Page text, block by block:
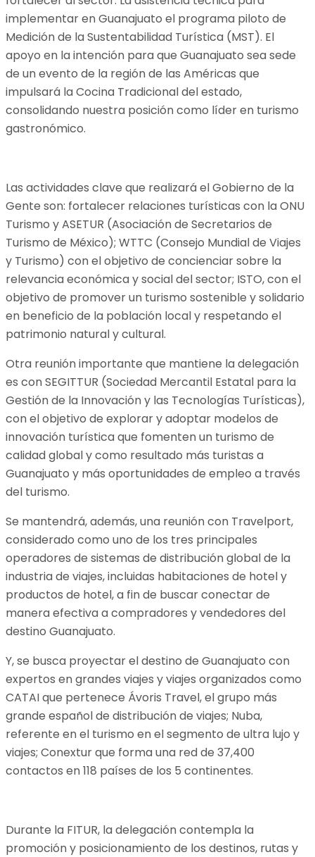
implementar en Guanajuato el programa piloto de
Medición de la Sustentabilidad Turística (MST). El
apoyo en la intención para que Guanajuato sea sede
de un evento de la región de las Américas que
impulsará la Cocina Tradicional del estado,
consolidando nuestra posición como líder en turismo
gastronómico.
Las actividades clave que realizará el Gobierno de la
Gente son: fortalecer relaciones turísticas con la ONU
Turismo y ASETUR (Asociación de Secretarios de
Turismo de México); WTTC (Consejo Mundial de Viajes
y Turismo) con el objetivo de concienciar sobre la
relevancia económica y social del sector; ISTO, con el
objetivo de promover un turismo sostenible y solidario
en beneficio de la población local y respetando el
patrimonio natural y cultural.
Otra reunión importante que mantiene la delegación
es con SEGITTUR (Sociedad Mercantil Estatal para la
Gestión de la Innovación y las Tecnologías Turísticas),
con el objetivo de explorar y adoptar modelos de
innovación turística que fomenten un turismo de
calidad global y como resultado más turistas a
Guanajuato y más oportunidades de empleo a través
del turismo.
Se mantendrá, además, una reunión con Travelport,
considerado como uno de los tres principales
operadores de sistemas de distribución global de la
industria de viajes, incluidas habitaciones de hotel y
productos de hotel, a fin de buscar conectar de
manera efectiva a compradores y vendedores del
destino Guanajuato.
Y, se busca proyectar el destino de Guanajuato con
expertos en grandes viajes y viajes organizados como
CATAI que pertenece Ávoris Travel, el grupo más
grande español de distribución de viajes; Nuba,
referente en el turismo en el segmento de ultra lujo y
viajes; Conextur que forma una red de 37,400
contactos en 118 países de los 5 continentes.
Durante la FITUR, la delegación contempla la
promoción y posicionamiento de los destinos, rutas y